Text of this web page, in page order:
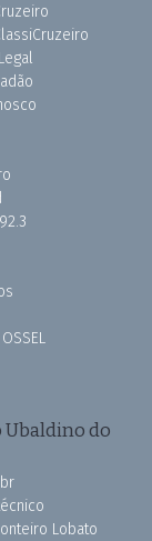
Ubaldino do
Lobato